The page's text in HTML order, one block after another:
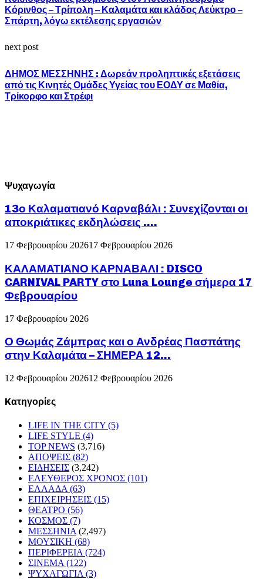
Κόρινθος – Τρίπολη – Καλαμάτα και κλάδος Λεύκτρο –
Σπάρτη, λόγω εκτέλεσης εργασιών
next post
ΔΗΜΟΣ ΜΕΣΣΗΝΗΣ : Δωρεάν προληπτικές εξετάσεις
από τις Κινητές Ομάδες Υγείας του ΕΟΔΥ σε Μαθία,
Τρίκορφο και Στρέφι
Ψυχαγωγία
13ο Καλαματιανό Καρναβάλι : Συνεχίζονται οι
αποκριάτικες εκδηλώσεις ….
17 Φεβρουαρίου 202617 Φεβρουαρίου 2026
ΚΑΛΑΜΑΤΙΑΝΟ ΚΑΡΝΑΒΑΛΙ : DISCO
CARNIVAL PARTY στο Luna Lounge σήμερα 17
Φεβρουαρίου
17 Φεβρουαρίου 2026
Ο Θωμάς Ζάμπρας και ο Ανδρέας Πασπάτης
στην Καλαμάτα – ΣΗΜΕΡΑ 12...
12 Φεβρουαρίου 202612 Φεβρουαρίου 2026
Kατηγορίες
LIFE IN THE CITY (5)
LIFE STYLE (4)
TOP NEWS (3,716)
ΑΠΟΨΕΙΣ (82)
ΕΙΔΗΣΕΙΣ (3,242)
ΕΛΕΥΘΕΡΟΣ ΧΡΟΝΟΣ (101)
ΕΛΛΑΔΑ (63)
ΕΠΙΧΕΙΡΗΣΕΙΣ (15)
ΘΕΑΤΡΟ (56)
ΚΟΣΜΟΣ (7)
ΜΕΣΣΗΝΙΑ (2,497)
ΜΟΥΣΙΚΗ (68)
ΠΕΡΙΦΕΡΕΙΑ (724)
ΣΙΝΕΜΑ (122)
ΨΥΧΑΓΩΓΙΑ (3)